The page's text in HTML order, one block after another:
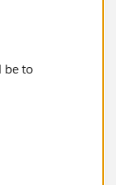
be to